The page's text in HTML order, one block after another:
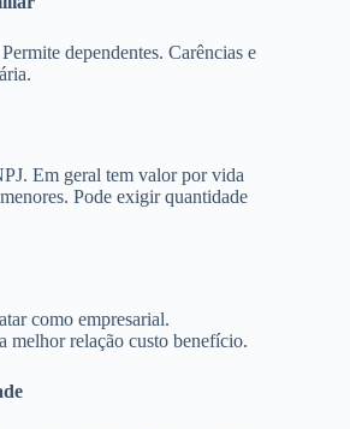
dependentes. Carências e
Em geral tem valor por vida
Pode exigir quantidade
como empresarial.
melhor relação custo benefício.